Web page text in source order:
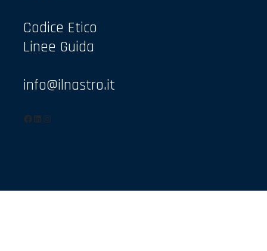
Codice Etico
Linee Guida
info@ilnastro.it
Facebook
LinkedIn
Instagram